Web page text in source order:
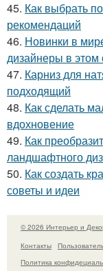
45. Как выбрать
рекомендаций
46. Новинки в
дизайнеры в этом
47. Карниз для
подходящий
48. Как сделать
вдохновение
49. Как
ландшафтного
50. Как создать
советы и идеи
© 2026 Интерьер и
Контакты
Политика